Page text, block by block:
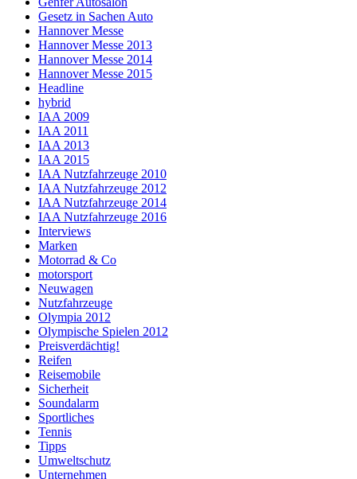
Gesetz in Sachen Auto
Hannover Messe
Hannover Messe 2013
Hannover Messe 2014
Hannover Messe 2015
Headline
hybrid
IAA 2009
IAA 2011
IAA 2013
IAA 2015
IAA Nutzfahrzeuge 2010
IAA Nutzfahrzeuge 2012
IAA Nutzfahrzeuge 2014
IAA Nutzfahrzeuge 2016
Interviews
Marken
Motorrad & Co
motorsport
Neuwagen
Nutzfahrzeuge
Olympia 2012
Olympische Spielen 2012
Preisverdächtig!
Reifen
Reisemobile
Sicherheit
Soundalarm
Sportliches
Tennis
Tipps
Umweltschutz
Unternehmen